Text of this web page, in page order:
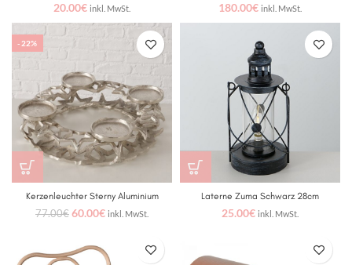
20.00€ inkl. MwSt. 180.00€ inkl. MwSt.
-22%
Kerzenleuchter Sterny Aluminium
77.00€ 60.00€ inkl. MwSt.
Laterne Zuma Schwarz 28cm
25.00€ inkl. MwSt.